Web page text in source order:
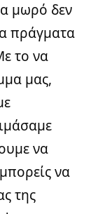
μωρό δεν
πράγματα
το να
μας,
να
να
της